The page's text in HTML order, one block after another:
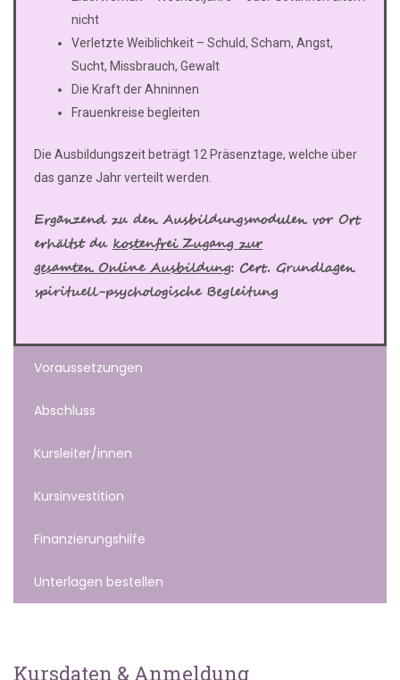
nicht
Verletzte Weiblichkeit – Schuld, Scham, Angst,
Sucht, Missbrauch, Gewalt
Die Kraft der Ahninnen
Frauenkreise begleiten
Die Ausbildungszeit beträgt 12 Präsenztage, welche über
das ganze Jahr verteilt werden.
Ergänzend zu den Ausbildungsmodulen vor Ort
erhältst du kostenfrei Zugang zur
gesamten Online Ausbildung: Cert. Grundlagen
spirituell-psychologische Begleitung
Voraussetzungen
Abschluss
Kursleiter/innen
Kursinvestition
Finanzierungshilfe
Unterlagen bestellen
Kursdaten & Anmeldung